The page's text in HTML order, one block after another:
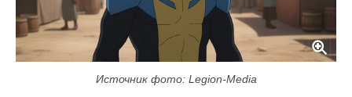
Источник фото: Legion-Media